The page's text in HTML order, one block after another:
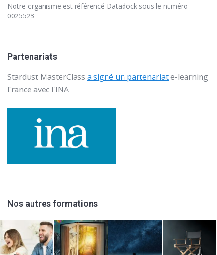
Notre organisme est référencé Datadock sous le numéro
0025523
Partenariats
Stardust MasterClass a signé un partenariate-learning
France avec l'INA
Nos autres formations